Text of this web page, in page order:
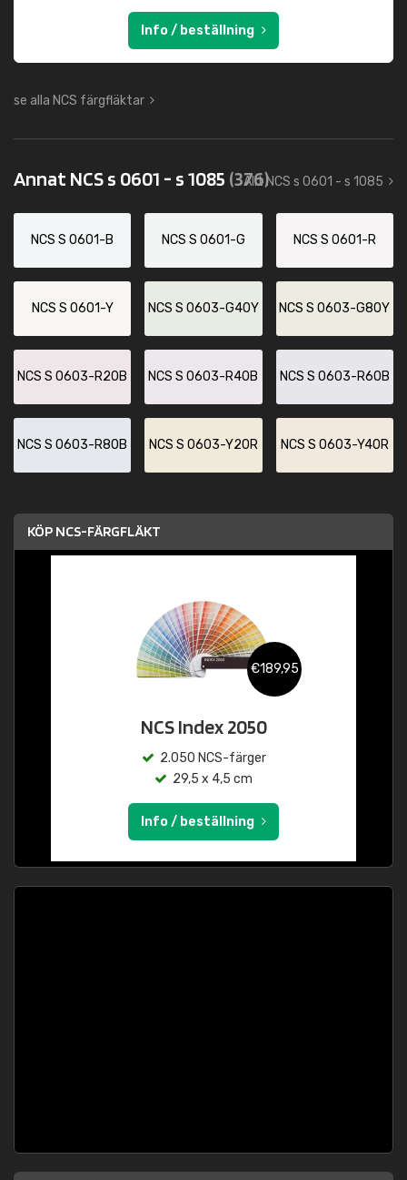
Info / beställning
se alla NCS färgfläktar
Annat NCS s 0601 - s 1085 (376)
Allt NCS s 0601 - s 1085
NCS S 0601-B NCS S 0601-G NCS S 0601-R
NCS S 0601-Y NCS S 0603-G40Y NCS S 0603-G80Y
NCS S 0603-R20B NCS S 0603-R40B NCS S 0603-R60B
NCS S 0603-R80B NCS S 0603-Y20R NCS S 0603-Y40R
KÖP NCS-FÄRGFLÄKT
€189,95
NCS Index 2050
2.050 NCS-färger
29,5 x 4,5 cm
Info / beställning